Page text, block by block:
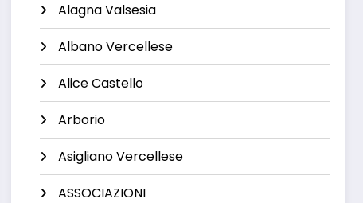
Alagna Valsesia
Albano Vercellese
Alice Castello
Arborio
Asigliano Vercellese
ASSOCIAZIONI